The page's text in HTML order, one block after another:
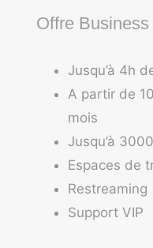
Offre
Jusqu’à 4h
A partir de
mois
Jusqu’à
Espaces de
Restreaming
Support VIP